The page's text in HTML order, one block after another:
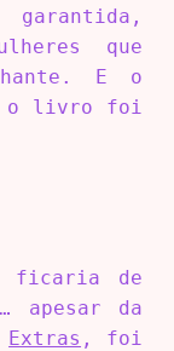
que
E o
o livro foi
ficaria de
apesar da
Extras , foi